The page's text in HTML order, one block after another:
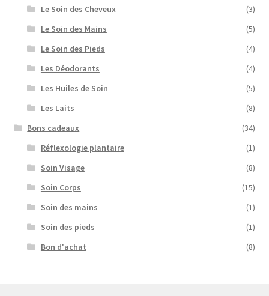
Le Soin des Cheveux
(3)
Le Soin des Mains
(5)
Le Soin des Pieds
(4)
Les Déodorants
(4)
Les Huiles de Soin
(5)
Les Laits
(8)
Bons cadeaux
(34)
Réflexologie plantaire
(1)
Soin Visage
(8)
Soin Corps
(15)
Soin des mains
(1)
Soin des pieds
(1)
Bon d'achat
(8)